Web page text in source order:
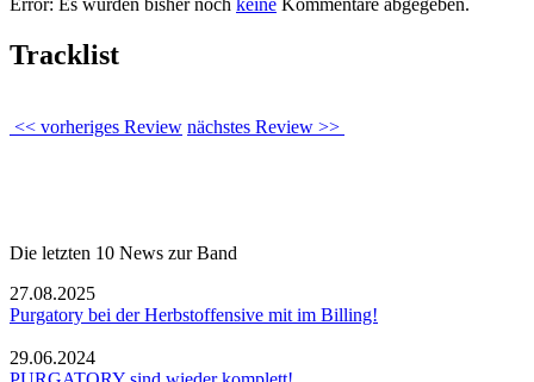
Error: Es wurden bisher noch keine Kommentare abgegeben.
Tracklist
<< vorheriges Review nächstes Review >>
Die letzten 10 News zur Band
27.08.2025
Purgatory bei der Herbstoffensive mit im Billing!
29.06.2024